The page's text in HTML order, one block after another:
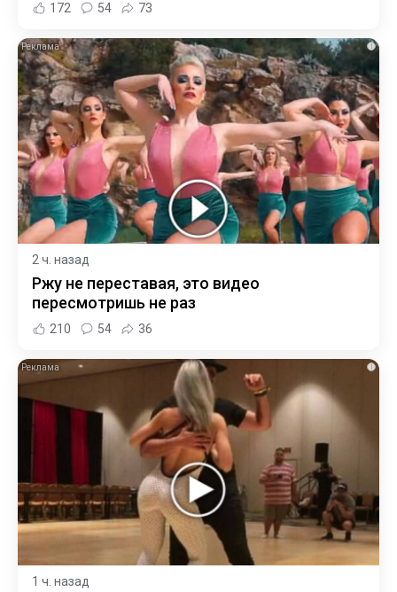
172 54 73
i
2 ч. назад
Ржу не переставая, это видео
пересмотришь не раз
210 54 36
i
1 ч. назад